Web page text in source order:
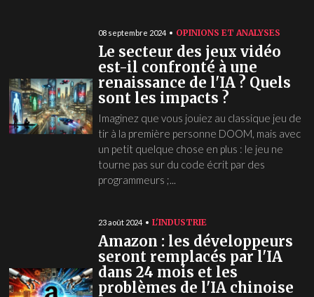
08 septembre 2024 OPINIONS ET ANALYSES
Le secteur des jeux vidéo
est-il confronté à une
renaissance de l'IA ? Quels
sont les impacts ?
Imaginez que vous jouiez au classique jeu de
tir à la première personne DOOM, mais avec
un petit quelque chose en plus : le jeu ne
tourne pas sur du code écrit par des
programmeurs ;...
23 août 2024 L'INDUSTRIE
Amazon : les développeurs
seront remplacés par l'IA
dans 24 mois et les
problèmes de l'IA chinoise